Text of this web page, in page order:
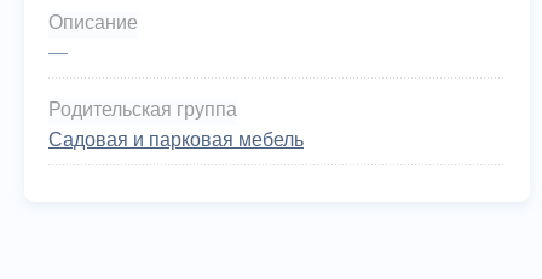
Описание
—
Родительская группа
Садовая и парковая мебель